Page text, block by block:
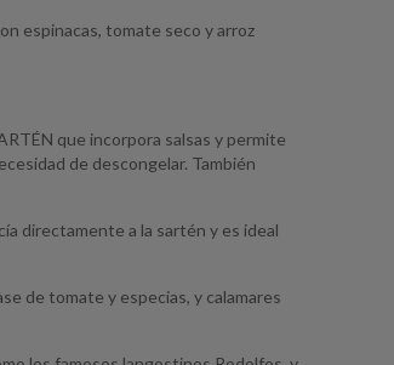
espinacas, tomate seco y arroz
que incorpora salsas y permite
de descongelar. También
directamente a la sartén y es ideal
de tomate y especias, y calamares